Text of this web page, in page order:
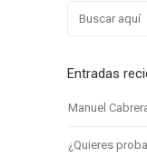
Entradas
Manuel
¿Quieres